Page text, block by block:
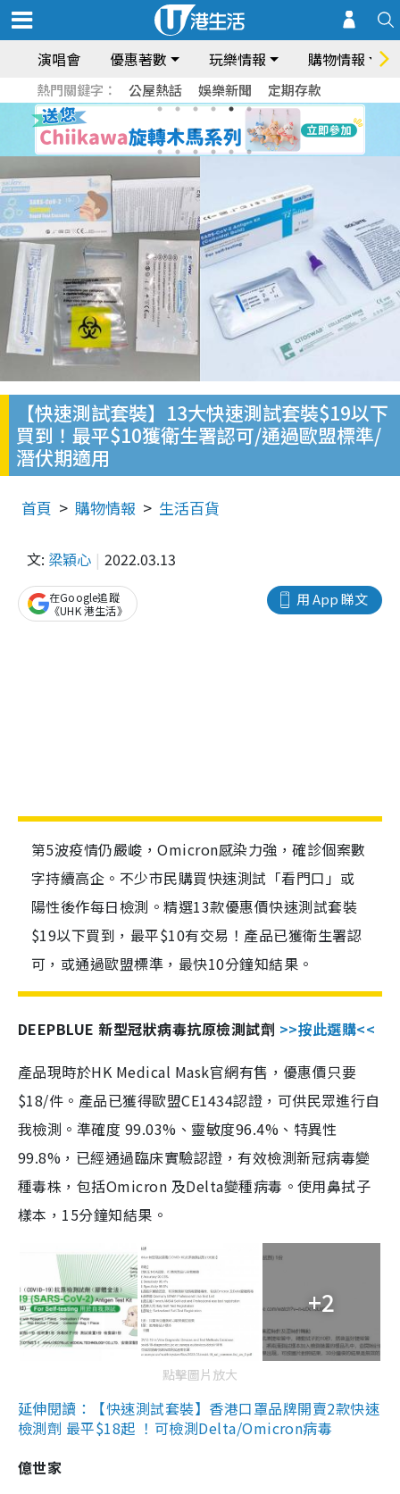
演唱會 優惠著數 玩樂情報 購物情報
熱門關鍵字： 公屋熱話 娛樂新聞 定期存款
【快速測試套裝】13大快速測試套裝$19以下
買到！最平$10獲衛生署認可/通過歐盟標準/
潛伏期適用
首頁 購物情報 生活百貨
文: 梁穎心 2022.03.13
用 App 睇文
在Google追蹤
《UHK 港生活》
第5波疫情仍嚴峻，Omicron感染力強，確診個案數
字持續高企。不少市民購買快速測試「看門口」或
陽性後作每日檢測。精選13款優惠價快速測試套裝
$19以下買到，最平$10有交易！產品已獲衛生署認
可，或通過歐盟標準，最快10分鐘知結果。
DEEPBLUE 新型冠狀病毒抗原檢測試劑 >>按此選購<<
產品現時於HK Medical Mask官網有售，優惠價只要
$18/件。產品已獲得歐盟CE1434認證，可供民眾進行自
我檢測。準確度 99.03%、靈敏度96.4%、特異性
99.8%，已經通過臨床實驗認證，有效檢測新冠病毒變
種毒株，包括Omicron 及Delta變種病毒。使用鼻拭子
樣本，15分鐘知結果。
+2
點擊圖片放大
延伸閱讀：【快速測試套裝】香港口罩品牌開賣2款快速
檢測劑 最平$18起 ！可檢測Delta/Omicron病毒
億世家